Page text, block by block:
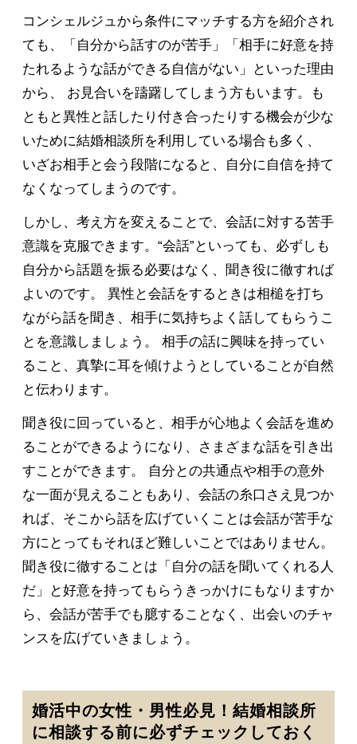
コンシェルジュから条件にマッチする方を紹介され
ても、「自分から話すのが苦手」「相手に好意を持
たれるような話ができる自信がない」といった理由
から、 お見合いを躊躇してしまう方もいます。も
ともと異性と話したり付き合ったりする機会が少な
いために結婚相談所を利用している場合も多く、
いざお相手と会う段階になると、自分に自信を持て
なくなってしまうのです。
しかし、考え方を変えることで、会話に対する苦手
意識を克服できます。“会話”といっても、必ずしも
自分から話題を振る必要はなく、聞き役に徹すれば
よいのです。 異性と会話をするときは相槌を打ち
ながら話を聞き、相手に気持ちよく話してもらうこ
とを意識しましょう。 相手の話に興味を持ってい
ること、真摯に耳を傾けようとしていることが自然
と伝わります。
聞き役に回っていると、相手が心地よく会話を進め
ることができるようになり、さまざまな話を引き出
すことができます。 自分との共通点や相手の意外
な一面が見えることもあり、会話の糸口さえ見つか
れば、そこから話を広げていくことは会話が苦手な
方にとってもそれほど難しいことではありません。
聞き役に徹することは「自分の話を聞いてくれる人
だ」と好意を持ってもらうきっかけにもなりますか
ら、会話が苦手でも臆することなく、出会いのチャ
ンスを広げていきましょう。
婚活中の女性・男性必見！結婚相談所
に相談する前に必ずチェックしておく